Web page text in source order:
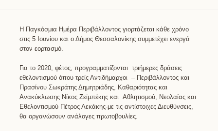
Η Παγκόσμια Ημέρα Περιβάλλοντος γιορτάζεται κάθε χρόνο
στις 5 Ιουνίου και ο Δήμος Θεσσαλονίκης συμμετέχει ενεργά
στον εορτασμό.
Για το 2020, φέτος, προγραμματίζονται τριήμερες δράσεις
εθελοντισμού όπου τρείς Αντιδήμαρχοι – Περιβάλλοντος και
Πρασίνου Σωκράτης Δημητριάδης, Καθαριότητας και
Ανακύκλωσης Νίκος Ζεϊμπέκης και Αθλητισμού, Νεολαίας και
Εθελοντισμού Πέτρος Λεκάκης-με τις αντίστοιχες Διευθύνσεις,
θα οργανώσουν ανάλογες πρωτοβουλίες.